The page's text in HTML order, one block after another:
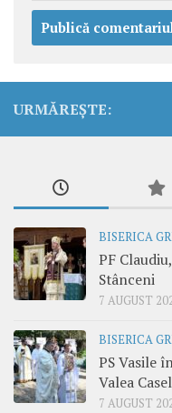
URMĂREȘTE:
BISERICA
PF
Stânceni
7 AUGUST
BISERICA
PS Vasile
Valea
7 AUGUST